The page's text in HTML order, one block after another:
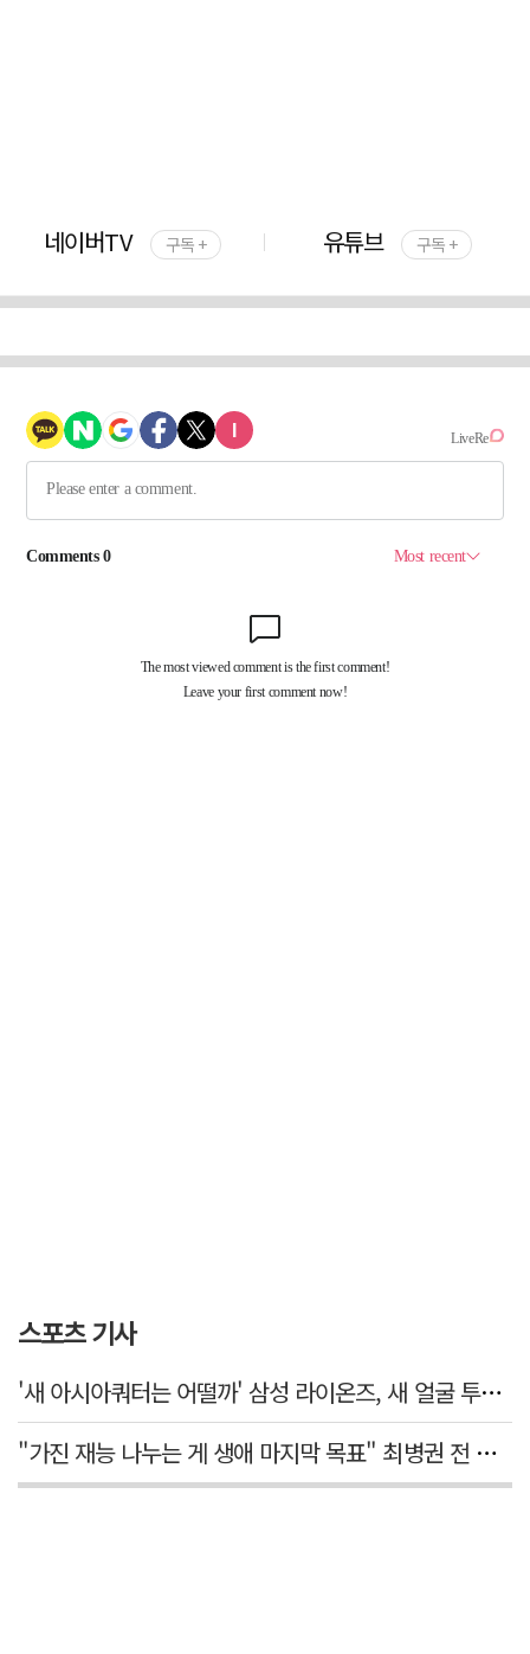
네이버TV 구독 + 유튜브 구독 +
스포츠 기사
'새 아시아쿼터는 어떨까' 삼성 라이온즈, 새 얼굴 투수 미야모리 영입
"가진 재능 나누는 게 생애 마지막 목표" 최병권 전 대구체고 복싱 감독